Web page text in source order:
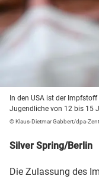
In den USA ist der
Jugendliche von 12 bis 15
© Klaus-Dietmar Gabbert/dpa-
Silver Spring/Berlin
Die Zulassung des